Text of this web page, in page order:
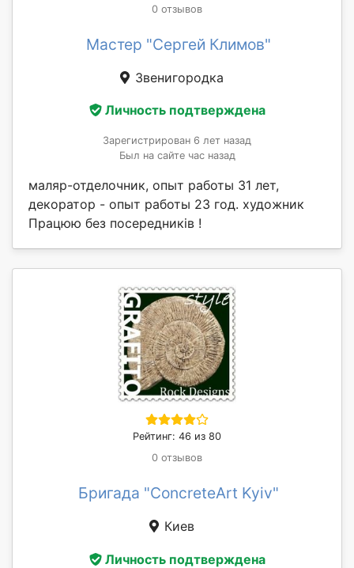
0 отзывов
Мастер "Сергей Климов"
Звенигородка
Личность подтверждена
Зарегистрирован 6 лет назад
Был на сайте час назад
маляр-отделочник, опыт работы 31 лет,
декоратор - опыт работы 23 год. художник
Працюю без посередників !
Рейтинг: 46 из 80
0 отзывов
Бригада "ConcreteArt Kyiv"
Киев
Личность подтверждена